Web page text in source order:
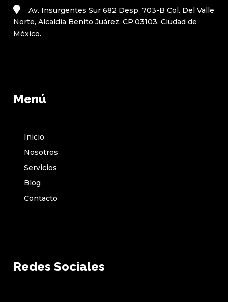
Av. Insurgentes Sur 682 Desp. 703-B Col. Del Valle
Norte, Alcaldía Benito Juárez. CP.03103, Ciudad de
México.
Menú
Inicio
Nosotros
Servicios
Blog
Contacto
Redes Sociales